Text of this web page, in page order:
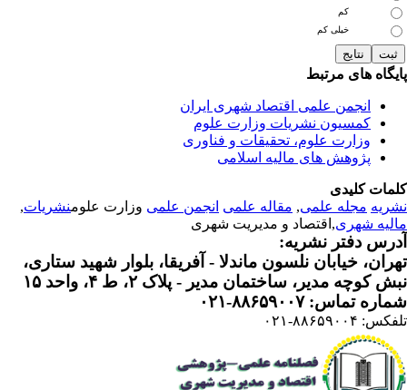
خیلی کم
های مرتبط
انجمن علمی اقتصاد شهری ایران
کمسیون نشریات وزارت علوم
وزارت علوم، تحقیقات و فناوری
پژوهش های مالیه اسلامی
کلیدی
مجله علمی, مقاله علمی انجمن علمیوزارت علومنشریات,
شهری ,اقتصاد و مدیریت شهری
دفتر نشریه:
خیابان نلسون ماندلا - آفریقا، بلوار شهید ستاری،
کوچه مدیر، ساختمان مدیر - پلاک ۲، ط ۴، واحد ۱۵
تماس: ۸۸۶۵۹۰۰۷-۰۲۱
۸۸۶۵۹۰۰۴-۰۲۱